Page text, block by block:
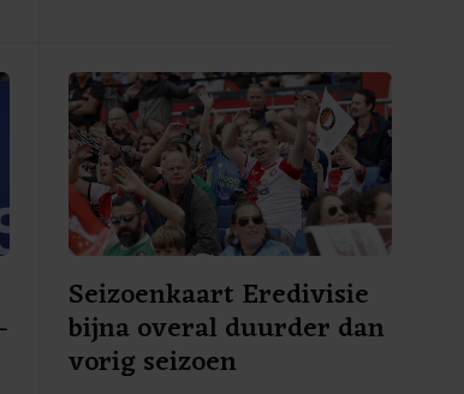
Seizoenkaart Eredivisie
bijna overal duurder dan
vorig seizoen